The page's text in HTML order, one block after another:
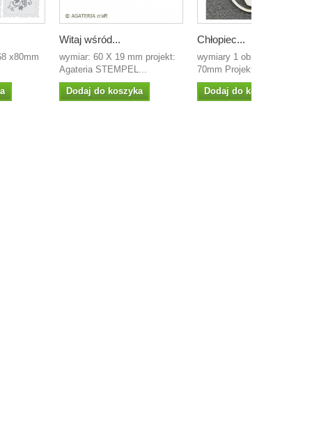
x80mm
Witaj wśród...
wymiar: 60 X 19 mm projekt:
Agateria STEMPEL...
Dodaj do koszyka
Chłopiec...
wymiary 1 obrazka: 47mm x
70mm Projekt: Rysa...
Dodaj do koszyka